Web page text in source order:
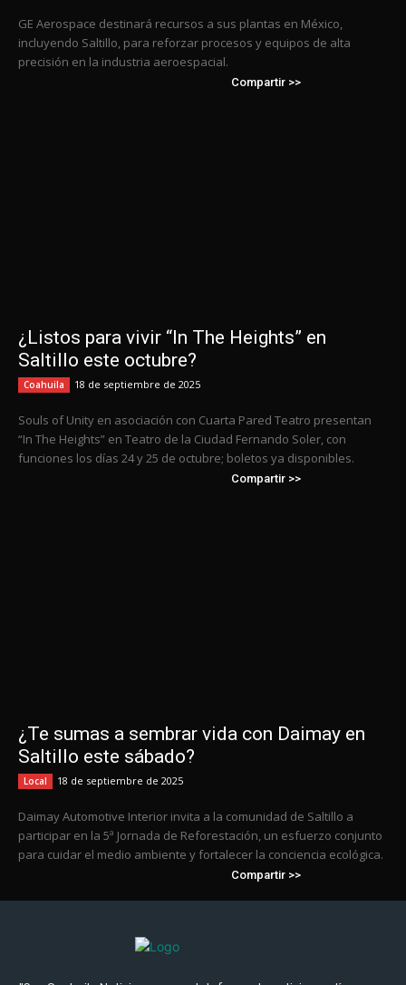
GE Aerospace destinará recursos a sus plantas en México,
incluyendo Saltillo, para reforzar procesos y equipos de alta
precisión en la industria aeroespacial.
Compartir >>
¿Listos para vivir “In The Heights” en
Saltillo este octubre?
Coahuila 18 de septiembre de 2025
Souls of Unity en asociación con Cuarta Pared Teatro presentan
“In The Heights” en Teatro de la Ciudad Fernando Soler, con
funciones los días 24 y 25 de octubre; boletos ya disponibles.
Compartir >>
¿Te sumas a sembrar vida con Daimay en
Saltillo este sábado?
Local 18 de septiembre de 2025
Daimay Automotive Interior invita a la comunidad de Saltillo a
participar en la 5ª Jornada de Reforestación, un esfuerzo conjunto
para cuidar el medio ambiente y fortalecer la conciencia ecológica.
Compartir >>